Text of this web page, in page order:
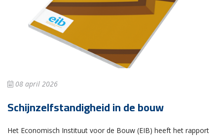
08 april 2026
Schijnzelfstandigheid in de bouw
Het Economisch Instituut voor de Bouw (EIB) heeft het rapport